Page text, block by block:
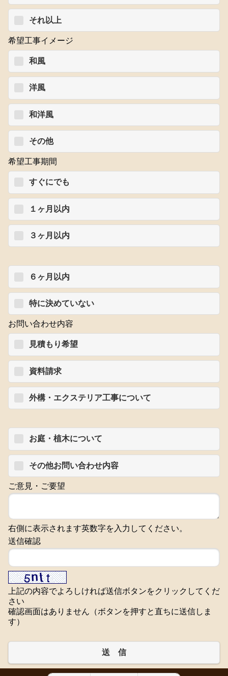
それ以上
希望工事イメージ
和風
洋風
和洋風
その他
希望工事期間
すぐにでも
１ヶ月以内
３ヶ月以内
６ヶ月以内
特に決めていない
お問い合わせ内容
見積もり希望
資料請求
外構・エクステリア工事について
お庭・植木について
その他お問い合わせ内容
ご意見・ご要望
右側に表示されます英数字を入力してください。
送信確認
上記の内容でよろしければ送信ボタンをクリックしてくだ
さい
確認画面はありません（ボタンを押すと直ちに送信しま
す）
送 信